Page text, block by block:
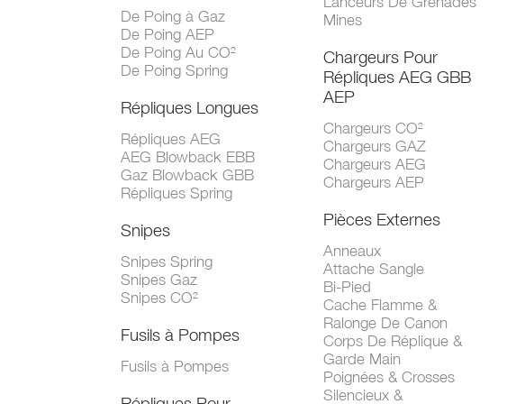
De Poing à Gaz
De Poing AEP
De Poing Au CO²
De Poing Spring
Répliques Longues
Répliques AEG
AEG Blowback EBB
Gaz Blowback GBB
Répliques Spring
Snipes
Snipes Spring
Snipes Gaz
Snipes CO²
Fusils à Pompes
Fusils à Pompes
Mines
Chargeurs Pour
Répliques AEG GBB
AEP
Chargeurs CO²
Chargeurs GAZ
Chargeurs AEG
Chargeurs AEP
Pièces Externes
Anneaux
Attache Sangle
Bi-Pied
Cache Flamme &
Ralonge De Canon
Corps De Réplique &
Garde Main
Poignées & Crosses
Silencieux &